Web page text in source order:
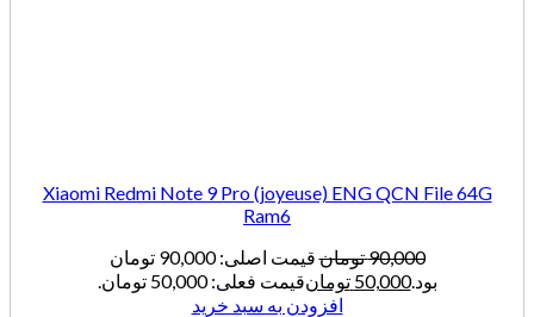
Xiaomi Redmi Note 9 Pro (joyeuse) ENG QCN File 64G
Ram6
90,000تومان
قیمت اصلی: 90,000 تومان
بود.50,000تومانقیمت فعلی: 50,000 تومان.
افزودن به سبد خرید